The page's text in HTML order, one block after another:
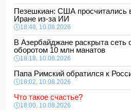
Пезешкиан: США просчитались
Иране из-за ИИ
18:48, 10.08.2026
В Азербайджане раскрыта сеть
оборотом 10 млн манатов
18:18, 10.08.2026
Папа Римский обратился к
18:02, 10.08.2026
Что такое счастье?
18:00, 10.08.2026